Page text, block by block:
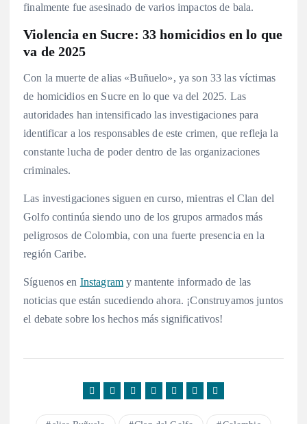
finalmente fue asesinado de varios impactos de bala.
Violencia en Sucre: 33 homicidios en lo que
va de 2025
Con la muerte de alias «Buñuelo», ya son 33 las víctimas
de homicidios en Sucre en lo que va del 2025. Las
autoridades han intensificado las investigaciones para
identificar a los responsables de este crimen, que refleja la
constante lucha de poder dentro de las organizaciones
criminales.
Las investigaciones siguen en curso, mientras el Clan del
Golfo continúa siendo uno de los grupos armados más
peligrosos de Colombia, con una fuerte presencia en la
región Caribe.
Síguenos en Instagram y mantente informado de las
noticias que están sucediendo ahora. ¡Construyamos juntos
el debate sobre los hechos más significativos!